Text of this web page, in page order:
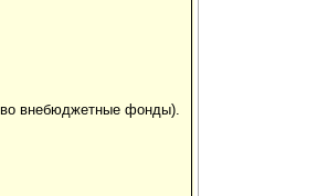
внебюджетные фонды).